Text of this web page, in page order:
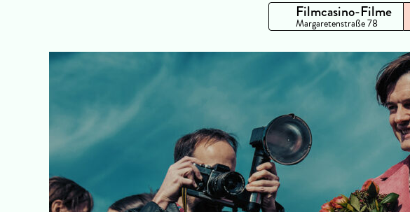
Filmcasino-Filme
Margaretenstraße 78